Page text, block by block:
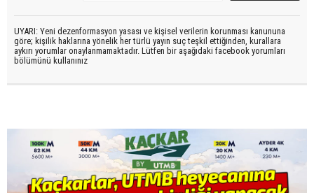
UYARI: Yeni dezenformasyon yasası ve kişisel verilerin korunması kanununa
göre; kişilik haklarına yönelik her türlü yayın suç teşkil ettiğinden, kurallara
aykırı yorumlar onaylanmamaktadır. Lütfen bir aşağıdaki facebook yorumları
bölümünü kullanınız